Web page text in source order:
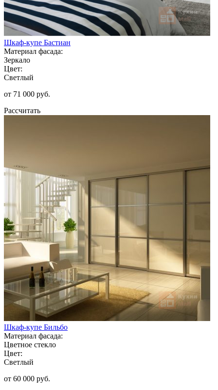
Шкаф-купе Бастиан
Материал фасада:
Зеркало
Цвет:
Светлый
от 71 000 руб.
Рассчитать
Шкаф-купе Бильбо
Материал фасада:
Цветное стекло
Цвет:
Светлый
от 60 000 руб.